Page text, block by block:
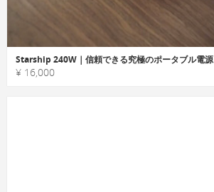
Starship 240W｜信頼できる究極のポータブル電源
¥ 16,000